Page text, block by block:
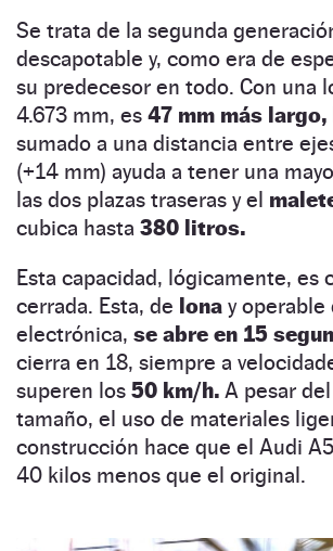
Se trata de la segunda
descapotable y, como era de
su predecesor en todo. Con una
4.673 mm, es 47 mm más largo,
sumado a una distancia entre
(+14 mm) ayuda a tener una
las dos plazas traseras y el
cubica hasta 380 litros.
Esta capacidad, lógicamente, es
cerrada. Esta, de lona y operable
electrónica, se abre en 15
cierra en 18, siempre a
superen los 50 km/h. A pesar
tamaño, el uso de materiales
construcción hace que el Audi
40 kilos menos que el original.